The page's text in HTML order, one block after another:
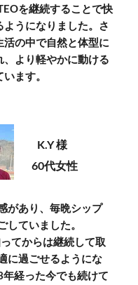
を継続することで快
ようになりました。さ
活の中で自然と体型に
、より軽やかに動ける
ます。
K.Y 様
60代女性
があり、毎晩シップ
していました。
てからは継続して取
に過ごせるようにな
年経った今でも続けて